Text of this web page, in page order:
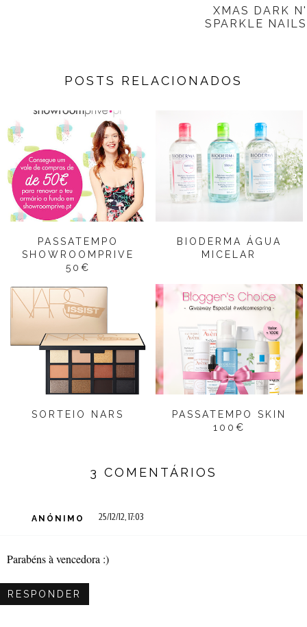
XMAS DARK N'
SPARKLE NAILS
POSTS RELACIONADOS
PASSATEMPO
SHOWROOMPRIVE
50€
BIODERMA ÁGUA
MICELAR
SORTEIO NARS
PASSATEMPO SKIN
100€
3 COMENTÁRIOS
ANÓNIMO 25/12/12, 17:03
Parabéns à vencedora :)
RESPONDER